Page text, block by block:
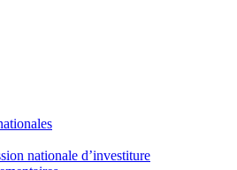
nationale d’investiture